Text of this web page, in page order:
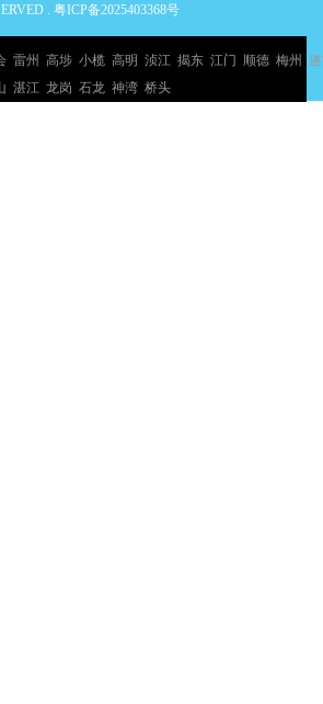
. 粤ICP备2025403368号
雷州 高埗 小榄 高明 浈江 揭东 江门 顺德 梅州
湛江 龙岗 石龙 神湾 桥头